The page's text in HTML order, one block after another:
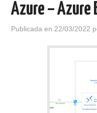
Azure – Azure
Publicada en 22/03/2022